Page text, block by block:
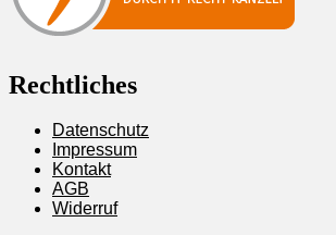
Rechtliches
Datenschutz
Impressum
Kontakt
AGB
Widerruf